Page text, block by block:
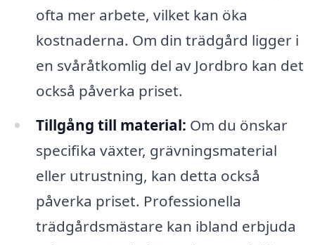
ofta mer arbete, vilket kan öka
kostnaderna. Om din trädgård ligger i
en svåråtkomlig del av Jordbro kan det
också påverka priset.
Tillgång till material: Om du önskar
specifika växter, grävningsmaterial
eller utrustning, kan detta också
påverka priset. Professionella
trädgårdsmästare kan ibland erbjuda